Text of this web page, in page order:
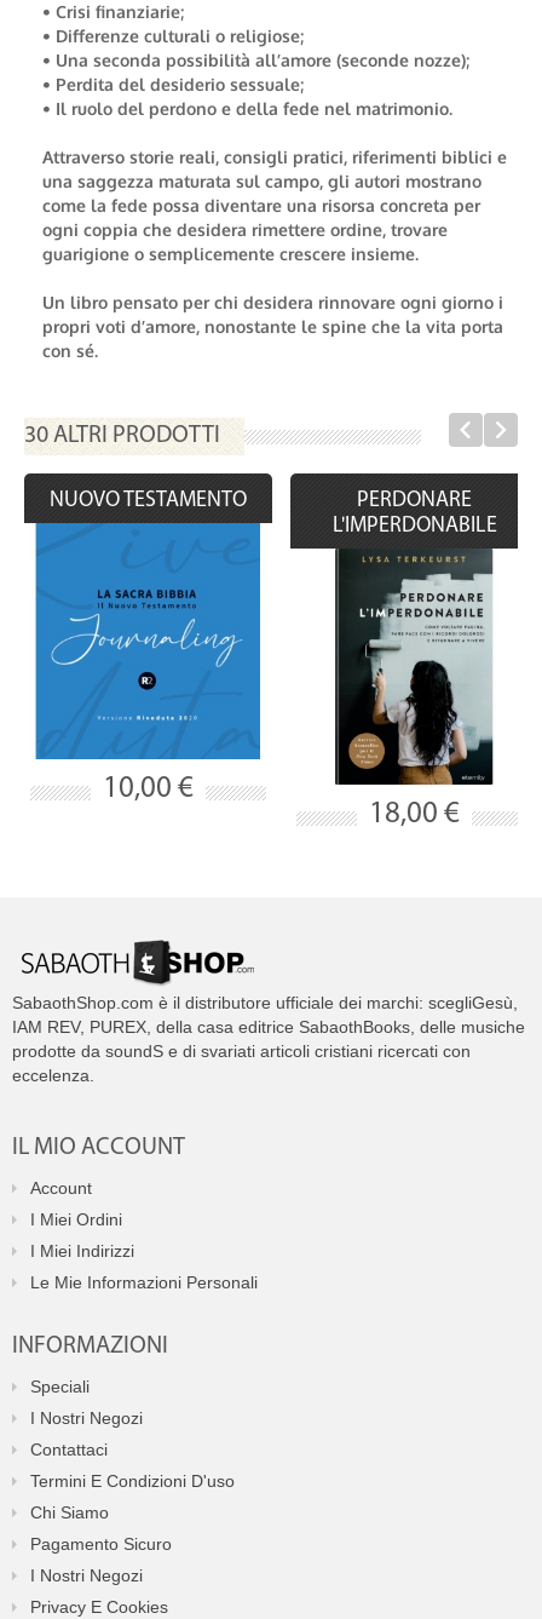
• Crisi finanziarie;
• Differenze culturali o religiose;
• Una seconda possibilità all’amore (seconde nozze);
• Perdita del desiderio sessuale;
• Il ruolo del perdono e della fede nel matrimonio.
Attraverso storie reali, consigli pratici, riferimenti biblici e
una saggezza maturata sul campo, gli autori mostrano
come la fede possa diventare una risorsa concreta per
ogni coppia che desidera rimettere ordine, trovare
guarigione o semplicemente crescere insieme.
Un libro pensato per chi desidera rinnovare ogni giorno i
propri voti d’amore, nonostante le spine che la vita porta
con sé.
30 ALTRI PRODOTTI
NUOVO TESTAMENTO
10,00 €
PERDONARE
L'IMPERDONABILE
18,00 €
SabaothShop.com è il distributore ufficiale dei marchi: scegliGesù,
IAM REV, PUREX, della casa editrice SabaothBooks, delle musiche
prodotte da soundS e di svariati articoli cristiani ricercati con
eccelenza.
IL MIO ACCOUNT
Account
I Miei Ordini
I Miei Indirizzi
Le Mie Informazioni Personali
INFORMAZIONI
Speciali
I Nostri Negozi
Contattaci
Termini E Condizioni D'uso
Chi Siamo
Pagamento Sicuro
I Nostri Negozi
Privacy E Cookies